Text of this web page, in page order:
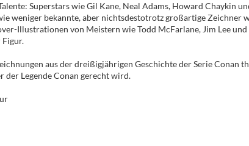
Superstars wie Gil Kane, Neal Adams, Howard Chaykin
weniger bekannte, aber nichtsdestotrotz großartige Zeichner
Illustrationen von Meistern wie Todd McFarlane, Jim Lee
Figur.
aus der dreißigjährigen Geschichte der Serie Conan
der Legende Conan gerecht wird.